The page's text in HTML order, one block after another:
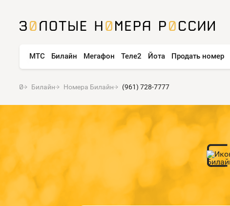
МТС Билайн Мегафон Теле2 Йота Продать номер
Билайн Номера Билайн (961) 728-7777